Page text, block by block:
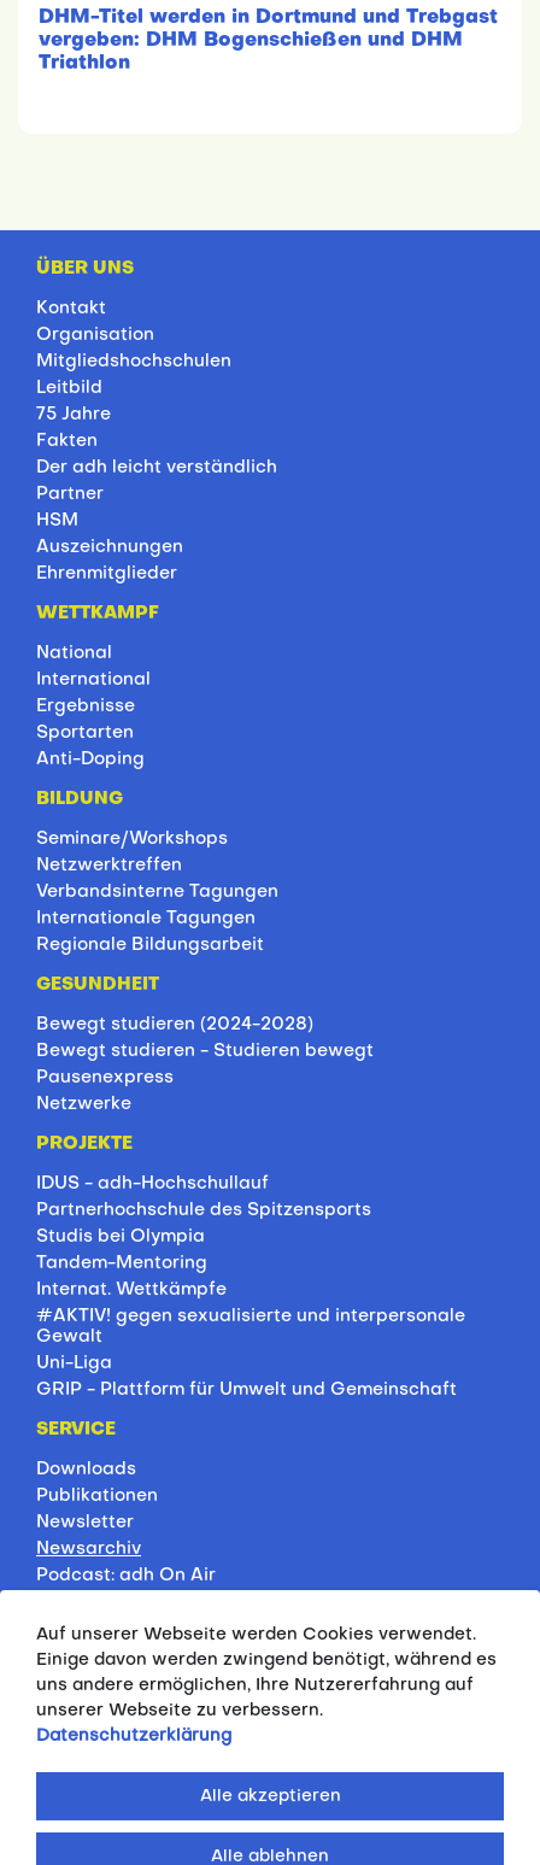
DHM-Titel werden in Dortmund und Trebgast
vergeben: DHM Bogenschießen und DHM
Triathlon
ÜBER UNS
Kontakt
Organisation
Mitgliedshochschulen
Leitbild
75 Jahre
Fakten
Der adh leicht verständlich
Partner
HSM
Auszeichnungen
Ehrenmitglieder
WETTKAMPF
National
International
Ergebnisse
Sportarten
Anti-Doping
BILDUNG
Seminare/Workshops
Netzwerktreffen
Verbandsinterne Tagungen
Internationale Tagungen
Regionale Bildungsarbeit
GESUNDHEIT
Bewegt studieren (2024-2028)
Bewegt studieren - Studieren bewegt
Pausenexpress
Netzwerke
PROJEKTE
IDUS - adh-Hochschullauf
Partnerhochschule des Spitzensports
Studis bei Olympia
Tandem-Mentoring
Internat. Wettkämpfe
#AKTIV! gegen sexualisierte und interpersonale
Gewalt
Uni-Liga
GRIP - Plattform für Umwelt und Gemeinschaft
SERVICE
Downloads
Publikationen
Newsletter
Newsarchiv
Podcast: adh On Air
Rankings
Servicepartner
HSP-Onlinekurse
PRESSE
Auf unserer Webseite werden Cookies verwendet.
Einige davon werden zwingend benötigt, während es
uns andere ermöglichen, Ihre Nutzererfahrung auf
unserer Webseite zu verbessern.
Datenschutzerklärung
Alle ablehnen
Alle akzeptieren